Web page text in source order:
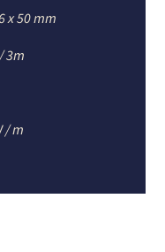
x 50 mm
3m
/ m